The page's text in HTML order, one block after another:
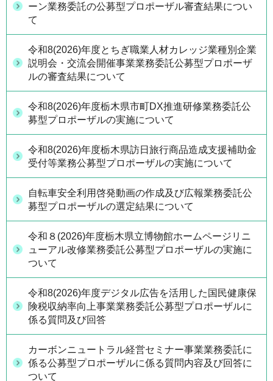
ーン業務委託の公募型プロポーザル審査結果につい
て
令和8(2026)年度とちぎ職業人材カレッジ業種別企業
説明会・交流会開催事業業務委託公募型プロポーザ
ルの審査結果について
令和8(2026)年度栃木県市町DX推進研修業務委託公
募型プロポーザルの実施について
令和8(2026)年度栃木県訪日旅行商品造成支援補助金
受付等業務公募型プロポーザルの実施について
自転車安全利用啓発動画の作成及び広報業務委託公
募型プロポーザルの選定結果について
令和８(2026)年度栃木県立博物館ホームページリニ
ューアル改修業務委託公募型プロポーザルの実施に
ついて
令和8(2026)年度デジタル広告を活用した国民健康保
険税収納率向上事業業務委託公募型プロポーザルに
係る質問及び回答
カーボンニュートラル経営セミナー事業業務委託に
係る公募型プロポーザルに係る質問内容及び回答に
ついて